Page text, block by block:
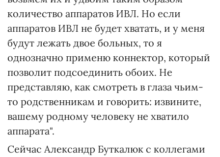
количество аппаратов ИВЛ. Но если
аппаратов ИВЛ не будет хватать, и у меня
будут лежать двое больных, то я
однозначно применю коннектор, который
позволит подсоединить обоих. Не
представляю, как смотреть в глаза чьим-
то родственникам и говорить: извините,
вашему родному человеку не хватило
аппарата".
Сейчас Александр Буткалюк с коллегами